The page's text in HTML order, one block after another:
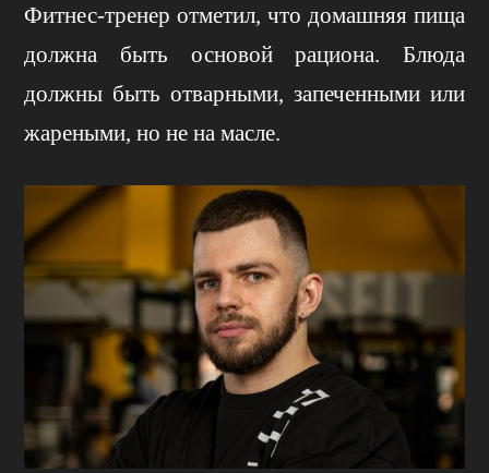
Фитнес-тренер отметил, что домашняя пища
должна быть основой рациона. Блюда
должны быть отварными, запеченными или
жареными, но не на масле.